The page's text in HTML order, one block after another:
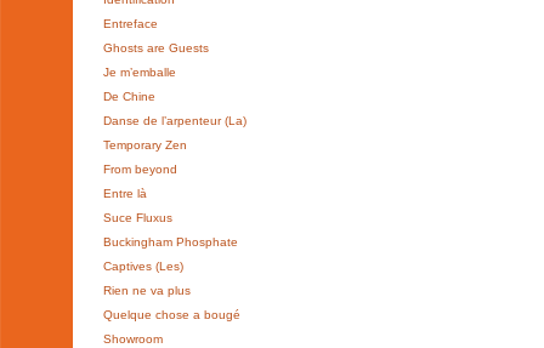
Entreface
Ghosts are Guests
Je m’emballe
De Chine
Danse de l’arpenteur (La)
Temporary Zen
From beyond
Entre là
Suce Fluxus
Buckingham Phosphate
Captives (Les)
Rien ne va plus
Quelque chose a bougé
Showroom